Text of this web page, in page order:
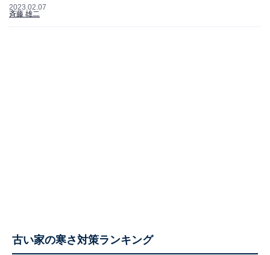
2023.02.07
斉藤 雄二
古い家の寒さ対策ランキング